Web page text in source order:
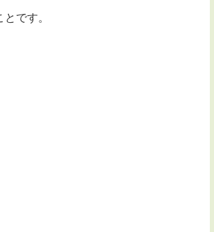
です。